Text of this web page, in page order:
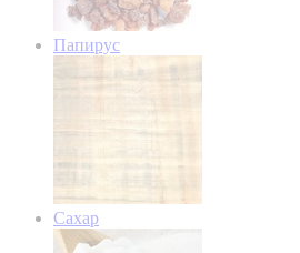
Папирус
Сахар